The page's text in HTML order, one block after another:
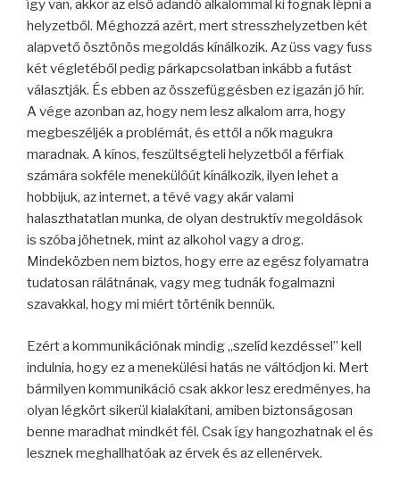
így van, akkor az első adandó alkalommal ki fognak lépni a
helyzetből. Méghozzá azért, mert stresszhelyzetben két
alapvető ösztönös megoldás kínálkozik. Az üss vagy fuss
két végletéből pedig párkapcsolatban inkább a futást
választják. És ebben az összefüggésben ez igazán jó hír.
A vége azonban az, hogy nem lesz alkalom arra, hogy
megbeszéljék a problémát, és ettől a nők magukra
maradnak. A kínos, feszültségteli helyzetből a férfiak
számára sokféle menekülőút kínálkozik, ilyen lehet a
hobbijuk, az internet, a tévé vagy akár valami
halaszthatatlan munka, de olyan destruktív megoldások
is szóba jöhetnek, mint az alkohol vagy a drog.
Mindeközben nem biztos, hogy erre az egész folyamatra
tudatosan rálátnának, vagy meg tudnák fogalmazni
szavakkal, hogy mi miért történik bennük.
Ezért a kommunikációnak mindig „szelíd kezdéssel” kell
indulnia, hogy ez a menekülési hatás ne váltódjon ki. Mert
bármilyen kommunikáció csak akkor lesz eredményes, ha
olyan légkört sikerül kialakítani, amiben biztonságosan
benne maradhat mindkét fél. Csak így hangozhatnak el és
lesznek meghallhatóak az érvek és az ellenérvek.